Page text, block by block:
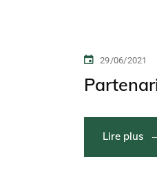
29/06/2021
Lire plus